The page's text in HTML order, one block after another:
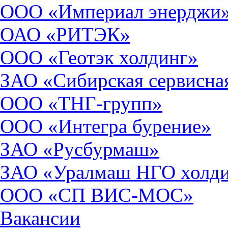
ООО «Империал
ОАО «РИТЭК»
ООО «Геотэк холдинг»
ЗАО «Сибирская
ООО «ТНГ-групп»
ООО «Интегра бурение»
ЗАО «Русбурмаш»
ЗАО «Уралмаш НГО
ООО «СП ВИС-МОС»
Вакансии